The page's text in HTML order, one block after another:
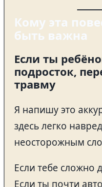
Кому эта
быть важна
Если ты
подросток,
травму
Я напишу это
здесь легко
неосторожным
Если тебе сложно
Если ты почти